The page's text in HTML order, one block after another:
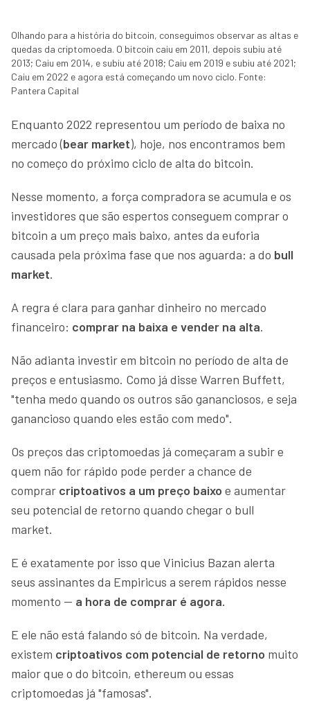
Olhando para a história do bitcoin, conseguimos observar as altas e
quedas da criptomoeda. O bitcoin caiu em 2011, depois subiu até
2013; Caiu em 2014, e subiu até 2018; Caiu em 2019 e subiu até 2021;
Caiu em 2022 e agora está começando um novo ciclo. Fonte:
Pantera Capital
Enquanto 2022 representou um período de baixa no
mercado (bear market), hoje, nos encontramos bem
no começo do próximo ciclo de alta do bitcoin.
Nesse momento, a força compradora se acumula e os
investidores que são espertos conseguem comprar o
bitcoin a um preço mais baixo, antes da euforia
causada pela próxima fase que nos aguarda: a do bull
market.
A regra é clara para ganhar dinheiro no mercado
financeiro: comprar na baixa e vender na alta.
Não adianta investir em bitcoin no período de alta de
preços e entusiasmo. Como já disse Warren Buffett,
"tenha medo quando os outros são gananciosos, e seja
ganancioso quando eles estão com medo".
Os preços das criptomoedas já começaram a subir e
quem não for rápido pode perder a chance de
comprar criptoativos a um preço baixo e aumentar
seu potencial de retorno quando chegar o bull
market.
E é exatamente por isso que Vinicius Bazan alerta
seus assinantes da Empiricus a serem rápidos nesse
momento — a hora de comprar é agora.
E ele não está falando só de bitcoin. Na verdade,
existem criptoativos com potencial de retorno muito
maior que o do bitcoin, ethereum ou essas
criptomoedas já "famosas".